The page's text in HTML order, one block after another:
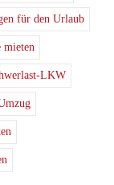
für den Urlaub
mieten
LKW